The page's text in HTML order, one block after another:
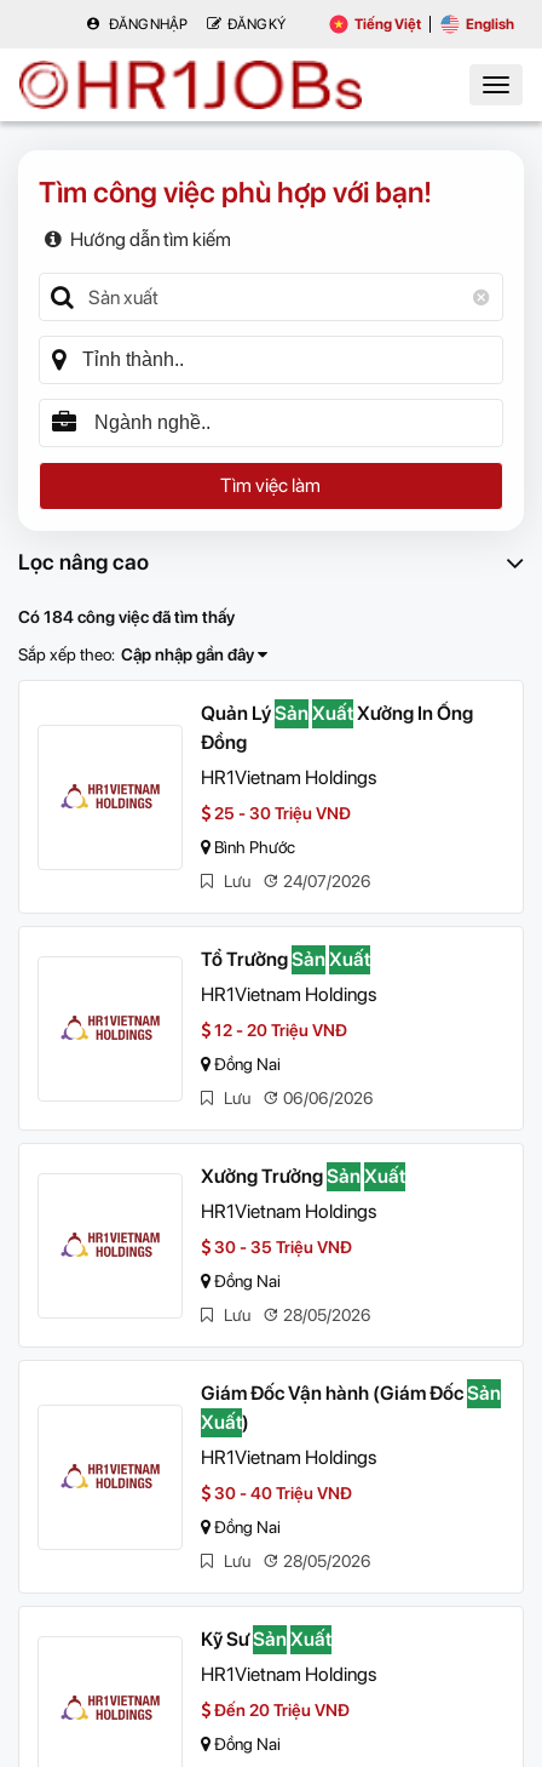
ĐĂNG NHẬP ĐĂNG KÝ Tiếng Việt English
Tìm công việc phù hợp với bạn!
Hướng dẫn tìm kiếm
Tìm việc làm
Lọc nâng cao
Có 184 công việc đã tìm thấy
Sắp xếp theo: Cập nhập gần đây
Quản LýSảnXuấtXưởng In Ống
Đồng
HR1Vietnam Holdings
25 - 30 Triệu VNĐ
Bình Phước
Lưu
24/07/2026
Tổ TrưởngSảnXuất
HR1Vietnam Holdings
12 - 20 Triệu VNĐ
Đồng Nai
Lưu
06/06/2026
Xưởng TrưởngSảnXuất
HR1Vietnam Holdings
30 - 35 Triệu VNĐ
Đồng Nai
Lưu
28/05/2026
Giám Đốc Vận hành (Giám ĐốcSản
Xuất)
HR1Vietnam Holdings
30 - 40 Triệu VNĐ
Đồng Nai
Lưu
28/05/2026
Kỹ SưSảnXuất
HR1Vietnam Holdings
Đến 20 Triệu VNĐ
Đồng Nai